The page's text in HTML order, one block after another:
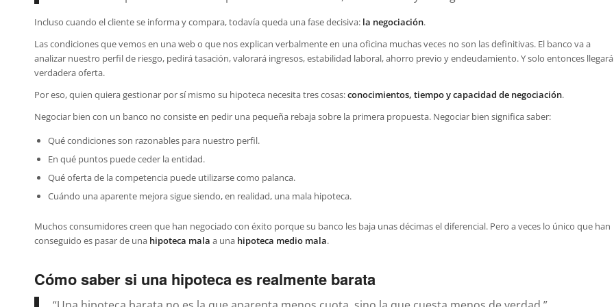
Incluso cuando el cliente se informa y compara, todavía queda una fase decisiva: la negociación.
Las condiciones que vemos en una web o que nos explican verbalmente en una oficina muchas veces no son las definitivas. El banco va a
analizar nuestro perfil de riesgo, pedirá tasación, valorará ingresos, estabilidad laboral, ahorro previo y endeudamiento. Y solo entonces
verdadera oferta.
Por eso, quien quiera gestionar por sí mismo su hipoteca necesita tres cosas:conocimientos, tiempo y capacidad de negociación.
Negociar bien con un banco no consiste en pedir una pequeña rebaja sobre la primera propuesta. Negociar bien significa saber:
Qué condiciones son razonables para nuestro perfil.
En qué puntos puede ceder la entidad.
Qué oferta de la competencia puede utilizarse como palanca.
Cuándo una aparente mejora sigue siendo, en realidad, una mala hipoteca.
Muchos consumidores creen que han negociado con éxito porque su banco les baja unas décimas el diferencial. Pero a veces lo único que han
conseguido es pasar de una hipoteca mala a una hipoteca medio mala.
Cómo saber si una hipoteca es realmente barata